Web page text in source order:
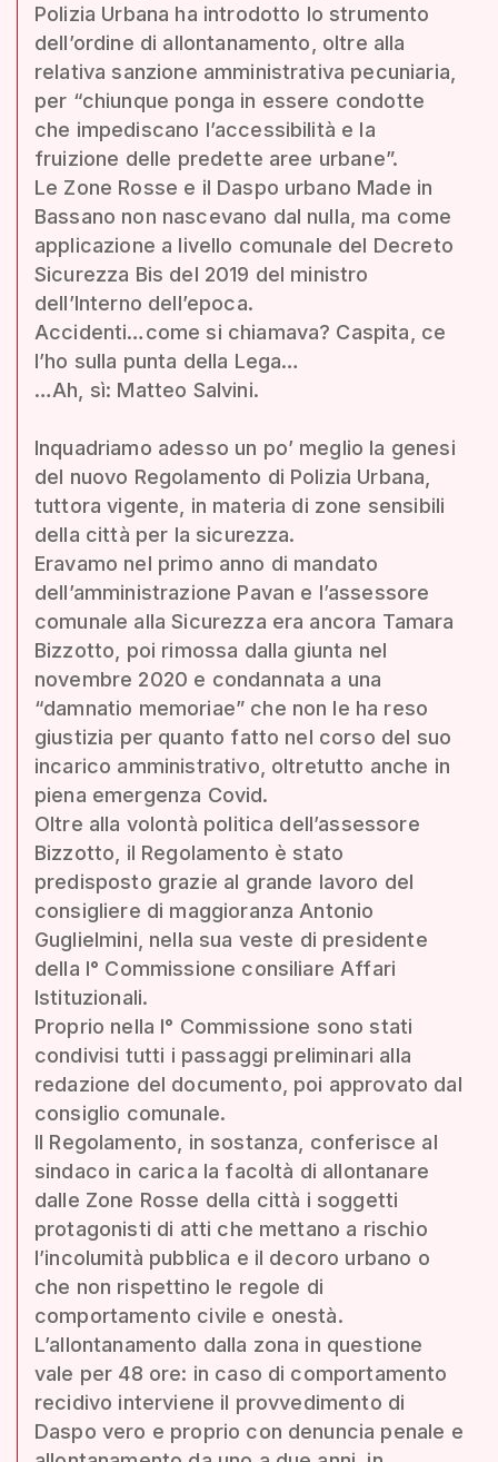
Polizia Urbana ha introdotto lo strumento
dell’ordine di allontanamento, oltre alla
relativa sanzione amministrativa pecuniaria,
per “chiunque ponga in essere condotte
che impediscano l’accessibilità e la
fruizione delle predette aree urbane”.
Le Zone Rosse e il Daspo urbano Made in
Bassano non nascevano dal nulla, ma come
applicazione a livello comunale del Decreto
Sicurezza Bis del 2019 del ministro
dell’Interno dell’epoca.
Accidenti…come si chiamava? Caspita, ce
l’ho sulla punta della Lega…
…Ah, sì: Matteo Salvini.
Inquadriamo adesso un po’ meglio la genesi
del nuovo Regolamento di Polizia Urbana,
tuttora vigente, in materia di zone sensibili
della città per la sicurezza.
Eravamo nel primo anno di mandato
dell’amministrazione Pavan e l’assessore
comunale alla Sicurezza era ancora Tamara
Bizzotto, poi rimossa dalla giunta nel
novembre 2020 e condannata a una
“damnatio memoriae” che non le ha reso
giustizia per quanto fatto nel corso del suo
incarico amministrativo, oltretutto anche in
piena emergenza Covid.
Oltre alla volontà politica dell’assessore
Bizzotto, il Regolamento è stato
predisposto grazie al grande lavoro del
consigliere di maggioranza Antonio
Guglielmini, nella sua veste di presidente
della I° Commissione consiliare Affari
Istituzionali.
Proprio nella I° Commissione sono stati
condivisi tutti i passaggi preliminari alla
redazione del documento, poi approvato dal
consiglio comunale.
Il Regolamento, in sostanza, conferisce al
sindaco in carica la facoltà di allontanare
dalle Zone Rosse della città i soggetti
protagonisti di atti che mettano a rischio
l’incolumità pubblica e il decoro urbano o
che non rispettino le regole di
comportamento civile e onestà.
L’allontanamento dalla zona in questione
vale per 48 ore: in caso di comportamento
recidivo interviene il provvedimento di
Daspo vero e proprio con denuncia penale e